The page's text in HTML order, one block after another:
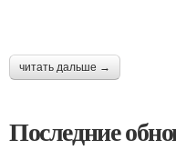
читать дальше →
Последние